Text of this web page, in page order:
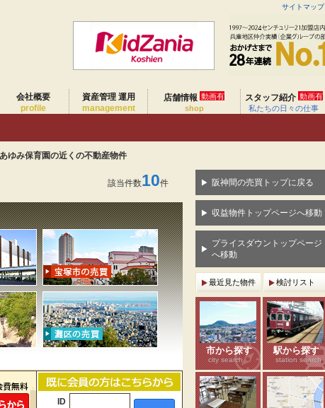
サイトマップ
会社概要
profile
資産管理 運用
management
店舗情報 動画有
shop
スタッフ紹介 動画有
私たちの日々の仕事
ゆみ保育園の近くの不動産物件
該当件数10件
ID
阪神間の売買トップに戻る
収益物件トップページへ移動
プライスダウントップページ
へ移動
最近見た物件 検討リスト
市から探す
city search
駅から探す
station search